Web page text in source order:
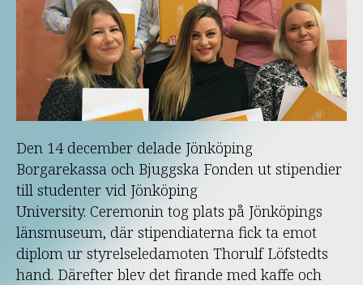
UNDERSTÖD
HÄNDELSER
Den 14 december delade Jönköping
Borgarekassa och Bjuggska Fonden ut stipendier
till studenter vid Jönköping
University. Ceremonin tog plats på Jönköpings
länsmuseum, där stipendiaterna fick ta emot
diplom ur styrelseledamoten Thorulf Löfstedts
hand. Därefter blev det firande med kaffe och